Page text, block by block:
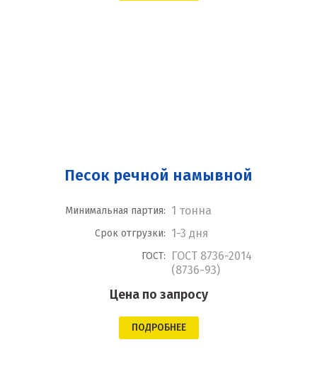
Песок речной намывной
Минимальная партия: 1 тонна
Срок отгрузки: 1-3 дня
ГОСТ:
ГОСТ 8736-2014
(8736-93)
Цена по запросу
ПОДРОБНЕЕ